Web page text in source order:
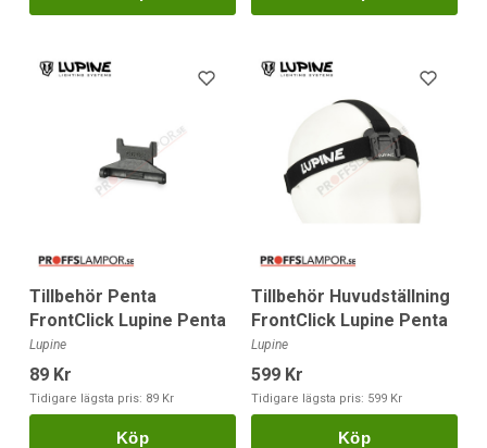
Tillbehör Penta
FrontClick Lupine Penta
Lupine
89 Kr
Tidigare lägsta pris: 89 Kr
Köp
Tillbehör Huvudställning
FrontClick Lupine Penta
Lupine
599 Kr
Tidigare lägsta pris: 599 Kr
Köp